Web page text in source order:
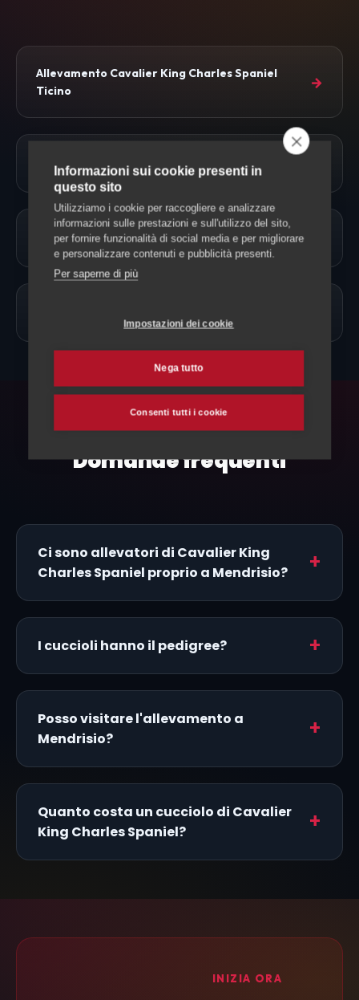
Allevamento Cavalier King Charles Spaniel
Ticino
→
Tutte le razze di cani
Approfondimenti
Domande frequenti
Ci sono allevatori di Cavalier King
Charles Spaniel proprio a Mendrisio?
I cuccioli hanno il pedigree?
Posso visitare l'allevamento a
Mendrisio?
Quanto costa un cucciolo di Cavalier
King Charles Spaniel?
INIZIA ORA
Informazioni sui cookie presenti in
questo sito
Utilizziamo i cookie per raccogliere e analizzare
informazioni sulle prestazioni e sull'utilizzo del sito,
per fornire funzionalità di social media e per migliorare
e personalizzare contenuti e pubblicità presenti.
Per saperne di più
Impostazioni dei cookie
Nega tutto
Consenti tutti i cookie